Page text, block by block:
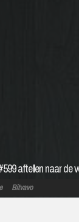
aftellen naar de
Bitvavo